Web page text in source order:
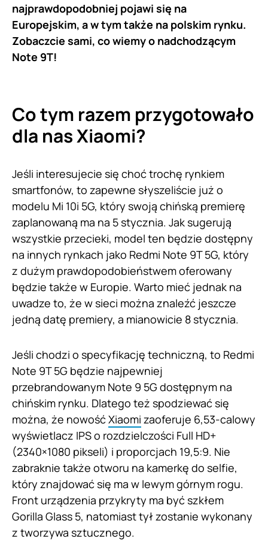
najprawdopodobniej pojawi się na
Europejskim, a w tym także na polskim rynku.
Zobaczcie sami, co wiemy o nadchodzącym
Note 9T!
Co tym razem przygotowało
dla nas Xiaomi?
Jeśli interesujecie się choć trochę rynkiem
smartfonów, to zapewne słyszeliście już o
modelu Mi 10i 5G, który swoją chińską premierę
zaplanowaną ma na 5 stycznia. Jak sugerują
wszystkie przecieki, model ten będzie dostępny
na innych rynkach jako Redmi Note 9T 5G, który
z dużym prawdopodobieństwem oferowany
będzie także w Europie. Warto mieć jednak na
uwadze to, że w sieci można znaleźć jeszcze
jedną datę premiery, a mianowicie 8 stycznia.
Jeśli chodzi o specyfikację techniczną, to Redmi
Note 9T 5G będzie najpewniej
przebrandowanym Note 9 5G dostępnym na
chińskim rynku. Dlatego też spodziewać się
można, że nowośćXiaomi zaoferuje 6,53-calowy
wyświetlacz IPS o rozdzielczości Full HD+
(2340×1080 pikseli) i proporcjach 19,5:9. Nie
zabraknie także otworu na kamerkę do selfie,
który znajdować się ma w lewym górnym rogu.
Front urządzenia przykryty ma być szkłem
Gorilla Glass 5, natomiast tył zostanie wykonany
z tworzywa sztucznego.